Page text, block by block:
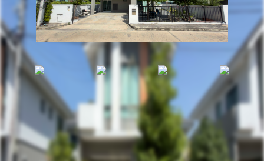
ข่าวสาร
ติดต่อ
เพิ่มเติม
รหัสทรัพย์ RHL098
อัพเดท3/16/2026 2:14 PM